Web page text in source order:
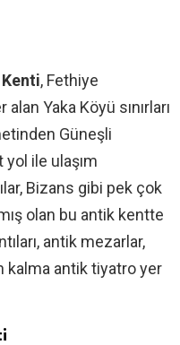
, Fethiye
Yaka Köyü sınırları
Güneşli
ile ulaşım
Bizans gibi pek çok
olan bu antik kentte
antik mezarlar,
kalma antik tiyatro yer